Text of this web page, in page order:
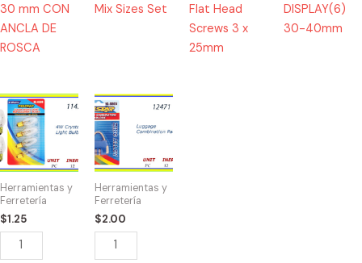
30 mm CON
ANCLA DE
ROSCA
Mix Sizes Set
Flat Head
Screws 3 x
25mm
DISPLAY(6)
30-40mm
Herramientas y
Ferretería
$1.25
11471
-
NIGHT
LIGHTS
4W
(4)
quantity
Herramientas y
Ferretería
$2.00
12471
-
CANDADO
DE
COMBINACION
quantity